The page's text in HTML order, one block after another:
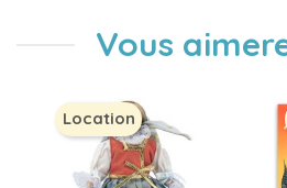
Vous
Location